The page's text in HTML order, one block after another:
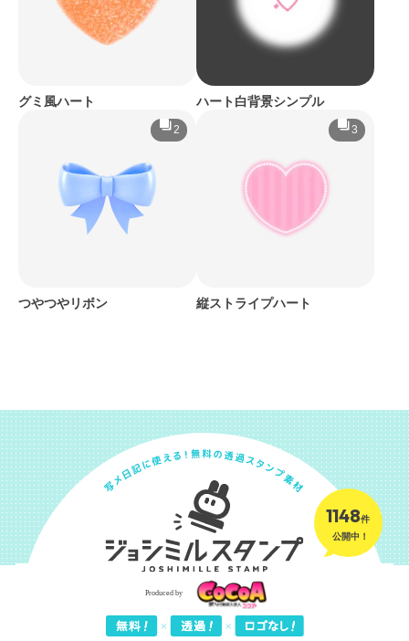
グミ風ハート ハート白背景シンプル
2
つやつやリボン
3
縦ストライプハート
1148件
公開中！